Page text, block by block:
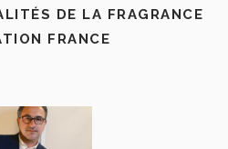
DE LA FRAGRANCE
FRANCE